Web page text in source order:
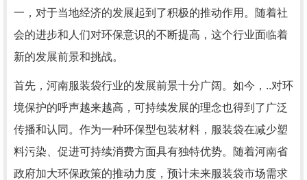
一，对于当地经济的发展起到了积极的推动作用。随着社
会的进步和人们对环保意识的不断提高，这个行业面临着
新的发展前景和挑战。
首先，河南服装袋行业的发展前景十分广阔。如今，..对环
境保护的呼声越来越高，可持续发展的理念也得到了广泛
传播和认同。作为一种环保型包装材料，服装袋在减少塑
料污染、促进可持续消费方面具有独特优势。随着河南省
政府加大环保政策的推动力度，预计未来服装袋市场需求